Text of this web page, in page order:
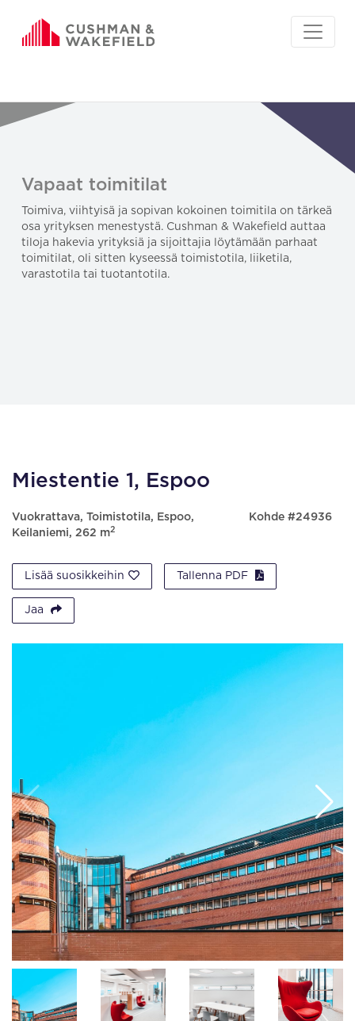
Vapaat toimitilat
Toimiva, viihtyisä ja sopivan kokoinen toimitila on tärkeä
osa yrityksen menestystä. Cushman & Wakefield auttaa
tiloja hakevia yrityksiä ja sijoittajia löytämään parhaat
toimitilat, oli sitten kyseessä toimistotila, liiketila,
varastotila tai tuotantotila.
Miestentie 1, Espoo
Vuokrattava, Toimistotila, Espoo,
Keilaniemi, 262 m2
Kohde #24936
Lisää suosikkeihin Tallenna PDF
Jaa